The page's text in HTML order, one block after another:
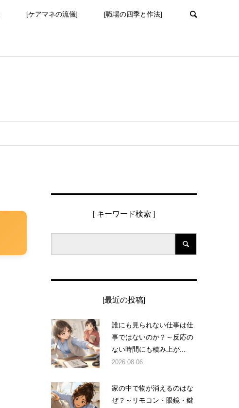
[ケアマネの流儀] [職場の四季と作法]
[ キーワード検索 ]
[最近の投稿]
誰にも見られない仕事は仕
事ではないのか？～反応の
ない時間にも積み上が...
2026.08.06
家の中で物が消えるのはな
ぜ？～リモコン・眼鏡・鍵